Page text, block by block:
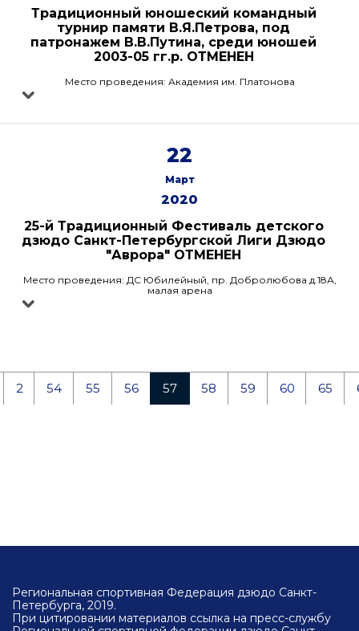
Традиционный юношеский командный
турнир памяти В.Я.Петрова, под
патронажем В.В.Путина, среди юношей
2003-05 гг.р. ОТМЕНЕН
Место проведения: Академия им. Платонова
22
Март
2020
25-й Традиционный Фестиваль детского
дзюдо Санкт-Петербургской Лиги Дзюдо
"Аврора" ОТМЕНЕН
Место проведения: ДС Юбилейный, пр. Добролюбова д.18А,
малая арена
2 54 55 56 57 58 59 60 65
Региональная спортивная Федерация дзюдо Санкт-
Петербурга, 2019.
При цитировании материалов ссылка на пресс-службу